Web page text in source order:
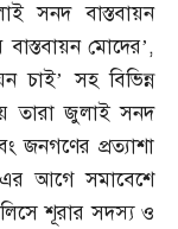
সনদ বাস্তবায়ন
মোদের’,
চাই’ সহ বিভিন্ন
তারা জুলাই সনদ
জনগণের প্রত্যাশা
এর আগে সমাবেশে
শূরার সদস্য ও